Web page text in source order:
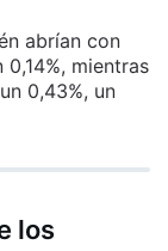
abrían con
mientras
0,43%, un
los